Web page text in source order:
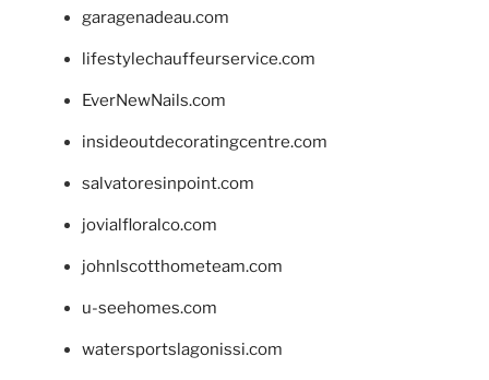
garagenadeau.com
lifestylechauffeurservice.com
EverNewNails.com
insideoutdecoratingcentre.com
salvatoresinpoint.com
jovialfloralco.com
johnlscotthometeam.com
u-seehomes.com
watersportslagonissi.com